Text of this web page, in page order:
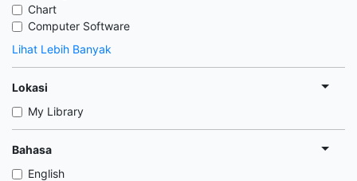
Chart
Computer Software
Lihat Lebih Banyak
Lokasi
My Library
Bahasa
English